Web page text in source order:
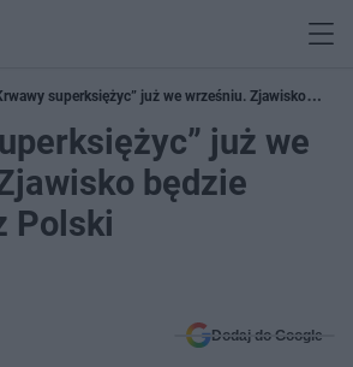
superksiężyc” już we wrześniu. Zjawisko
już we
będzie
Polski
Dodaj do Google